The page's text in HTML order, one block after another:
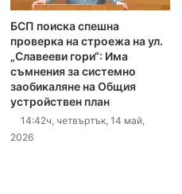
БСП поиска спешна
проверка на строежа на ул.
„Славееви гори“: Има
съмнения за системно
заобикаляне на Общия
устройствен план
14:42ч, четвъртък, 14 май,
2026